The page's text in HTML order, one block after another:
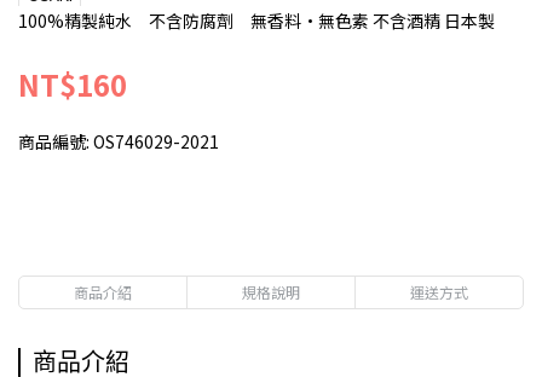
100%精製純水 不含防腐劑 無香料•無色素 不含酒精 日本製
NT$160
商品編號: OS746029-2021
商品介紹 規格說明 運送方式
商品介紹